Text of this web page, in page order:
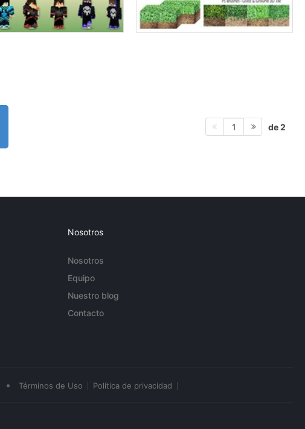
1 de 2
Nosotros
Nosotros
Equipo
Nuestro blog
Contacto
• Términos de Uso Política de privacidad